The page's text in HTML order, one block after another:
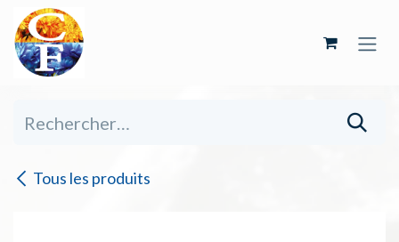
Se rendre au contenu
Tous les produits